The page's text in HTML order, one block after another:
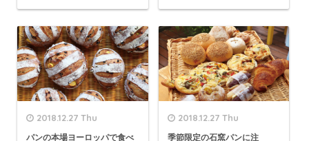
2018.12.27 Thu
パンの本場ヨーロッパで食べ
2018.12.27 Thu
季節限定の石窯パンに注